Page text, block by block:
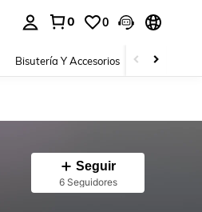
0 0
Bisutería Y Accesorios Zapatos
Seguir
6 Seguidores